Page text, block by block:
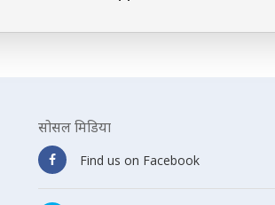
सोसल मिडिया
Find us on Facebook